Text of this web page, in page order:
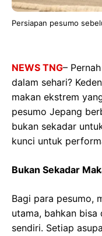
Persiapan pesumo
NEWS TNG–
dalam sehari?
makan ekstrem
pesumo Jepang
bukan sekadar
kunci untuk
Bukan Sekadar
Bagi para pesumo,
utama, bahkan
sendiri. Setiap